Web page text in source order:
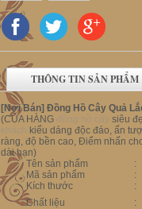
THÔNG TIN SẢN PHẨM
[Nơi Bán] Đồng Hồ Cây Quả
(CỦA HÀNG
siêu
kiểu dáng độc đáo, ấn
ràng, độ bền cao, Điểm nhấn
dài hạn)
Tên sản phẩm
:
Mã sản phẩm
:
Kích thước
:
Chất liệu
: